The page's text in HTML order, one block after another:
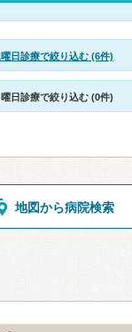
曜日診療で絞り込む (6件)
曜日診療で絞り込む (0件)
地図から病院検索